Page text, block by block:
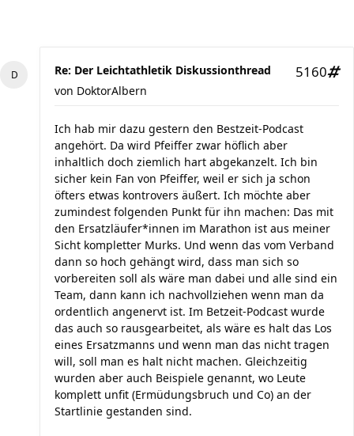
Re: Der Leichtathletik Diskussionthread 5160
von DoktorAlbern
Ich hab mir dazu gestern den Bestzeit-Podcast
angehört. Da wird Pfeiffer zwar höflich aber
inhaltlich doch ziemlich hart abgekanzelt. Ich bin
sicher kein Fan von Pfeiffer, weil er sich ja schon
öfters etwas kontrovers äußert. Ich möchte aber
zumindest folgenden Punkt für ihn machen: Das mit
den Ersatzläufer*innen im Marathon ist aus meiner
Sicht kompletter Murks. Und wenn das vom Verband
dann so hoch gehängt wird, dass man sich so
vorbereiten soll als wäre man dabei und alle sind ein
Team, dann kann ich nachvollziehen wenn man da
ordentlich angenervt ist. Im Betzeit-Podcast wurde
das auch so rausgearbeitet, als wäre es halt das Los
eines Ersatzmanns und wenn man das nicht tragen
will, soll man es halt nicht machen. Gleichzeitig
wurden aber auch Beispiele genannt, wo Leute
komplett unfit (Ermüdungsbruch und Co) an der
Startlinie gestanden sind.